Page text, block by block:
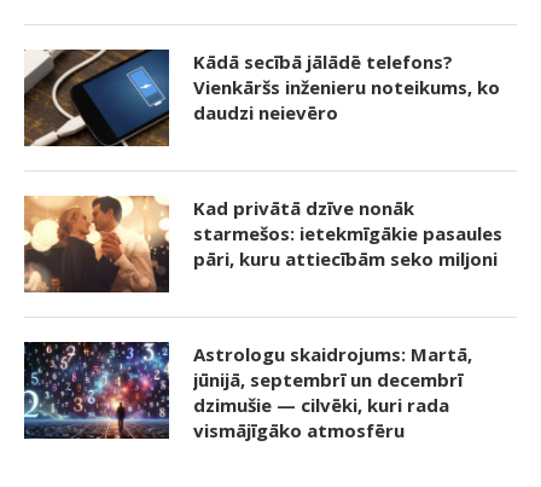
Kādā secībā jālādē telefons?
Vienkāršs inženieru noteikums, ko
daudzi neievēro
Kad privātā dzīve nonāk
starmešos: ietekmīgākie pasaules
pāri, kuru attiecībām seko miljoni
Astrologu skaidrojums: Martā,
jūnijā, septembrī un decembrī
dzimušie — cilvēki, kuri rada
vismājīgāko atmosfēru